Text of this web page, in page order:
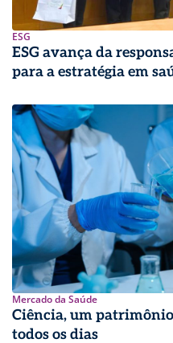
ESG
ESG avança da
para a estratégia em
Mercado da Saúde
Ciência, um
todos os dias